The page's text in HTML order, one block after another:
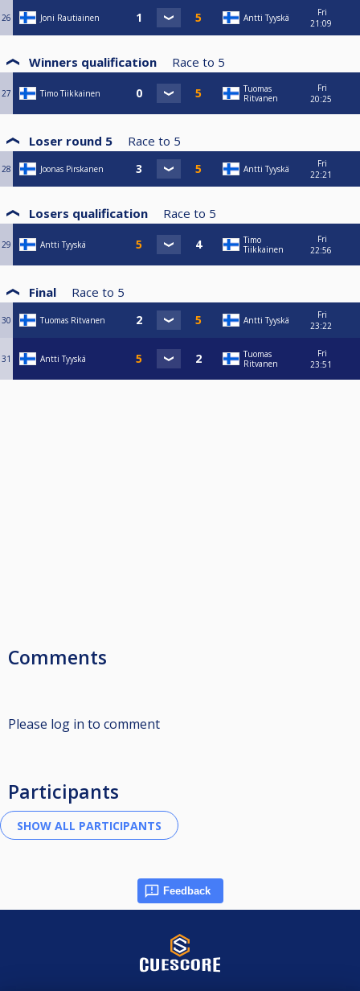
26 Joni Rautiainen Antti Tyyskä
Fri
21:09
Winners qualification Race to 5
27 Timo Tiikkainen
Tuomas
Ritvanen
Fri
20:25
Loser round 5 Race to 5
28 Joonas Pirskanen Antti Tyyskä
Fri
22:21
Losers qualification Race to 5
29 Antti Tyyskä
Timo
Tiikkainen
Fri
22:56
Final Race to 5
30 Tuomas Ritvanen Antti Tyyskä
Fri
23:22
31 Antti Tyyskä
Tuomas
Ritvanen
Fri
23:51
Comments
Please log in to comment
Participants
Feedback